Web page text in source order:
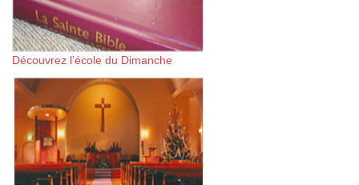
Découvrez l’école du Dimanche